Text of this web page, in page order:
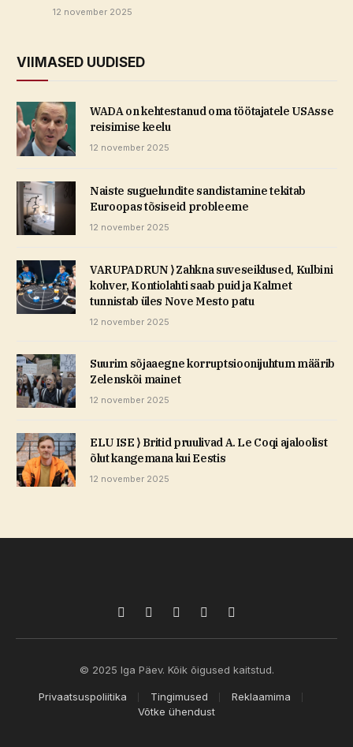
12 november 2025
VIIMASED UUDISED
WADA on kehtestanud oma töötajatele USAsse
reisimise keelu
12 november 2025
Naiste suguelundite sandistamine tekitab
Euroopas tõsiseid probleeme
12 november 2025
VARUPADRUN ⟩ Zahkna suveseiklused, Kulbini
kohver, Kontiolahti saab puid ja Kalmet
tunnistab üles Nove Mesto patu
12 november 2025
Suurim sõjaaegne korruptsioonijuhtum määrib
Zelenskõi mainet
12 november 2025
ELU ISE ⟩ Britid pruulivad A. Le Coqi ajaloolist
õlut kangemana kui Eestis
12 november 2025
Facebook
X
(Twitter)
PinterestTikTokInstagram
© 2025 Iga Päev. Kõik õigused kaitstud.
Privaatsuspoliitika Tingimused
Reklaamima
Võtke ühendust